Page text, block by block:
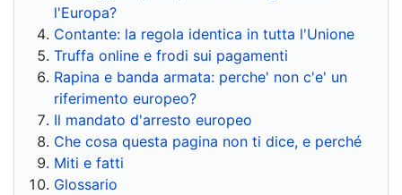
l'Europa?
Contante: la regola identica in tutta l'Unione
Truffa online e frodi sui pagamenti
Rapina e banda armata: perche' non c'e' un
riferimento europeo?
Il mandato d'arresto europeo
Che cosa questa pagina non ti dice, e perché
Miti e fatti
Glossario